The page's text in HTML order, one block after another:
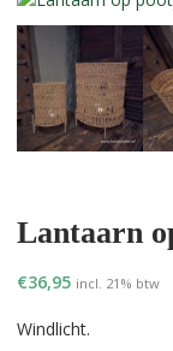
Lantaarn
€36,95 incl. 21% btw
Windlicht.